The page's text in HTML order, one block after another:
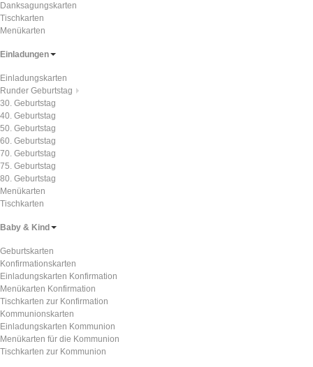
Danksagungskarten
Tischkarten
Menükarten
Einladungen
Einladungskarten
Runder Geburtstag
30. Geburtstag
40. Geburtstag
50. Geburtstag
60. Geburtstag
70. Geburtstag
75. Geburtstag
80. Geburtstag
Menükarten
Tischkarten
Baby & Kind
Geburtskarten
Konfirmationskarten
Einladungskarten Konfirmation
Menükarten Konfirmation
Tischkarten zur Konfirmation
Kommunionskarten
Einladungskarten Kommunion
Menükarten für die Kommunion
Tischkarten zur Kommunion